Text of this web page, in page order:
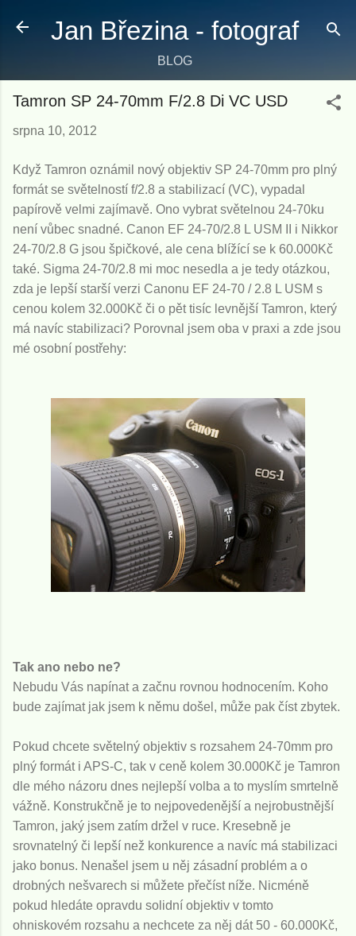
Přeskočit na hlavní obsah
Jan Březina - fotograf
BLOG
Tamron SP 24-70mm F/2.8 Di VC USD
srpna 10, 2012
Když Tamron oznámil nový objektiv SP 24-70mm pro plný
formát se světelností f/2.8 a stabilizací (VC), vypadal
papírově velmi zajímavě. Ono vybrat světelnou 24-70ku
není vůbec snadné. Canon EF 24-70/2.8 L USM II i Nikkor
24-70/2.8 G jsou špičkové, ale cena blížící se k 60.000Kč
také. Sigma 24-70/2.8 mi moc nesedla a je tedy otázkou,
zda je lepší starší verzi Canonu EF 24-70 / 2.8 L USM s
cenou kolem 32.000Kč či o pět tisíc levnější Tamron, který
má navíc stabilizaci? Porovnal jsem oba v praxi a zde jsou
mé osobní postřehy:
Tak ano nebo ne?
Nebudu Vás napínat a začnu rovnou hodnocením. Koho
bude zajímat jak jsem k němu došel, může pak číst zbytek.
Pokud chcete světelný objektiv s rozsahem 24-70mm pro
plný formát i APS-C, tak v ceně kolem 30.000Kč je Tamron
dle mého názoru dnes nejlepší volba a to myslím smrtelně
vážně. Konstrukčně je to nejpovedenější a nejrobustnější
Tamron, jaký jsem zatím držel v ruce. Kresebně je
srovnatelný či lepší než konkurence a navíc má stabilizaci
jako bonus. Nenašel jsem u něj zásadní problém a o
drobných nešvarech si můžete přečíst níže. Nicméně
pokud hledáte opravdu solidní objektiv v tomto
ohniskovém rozsahu a nechcete za něj dát 50 - 60.000Kč,